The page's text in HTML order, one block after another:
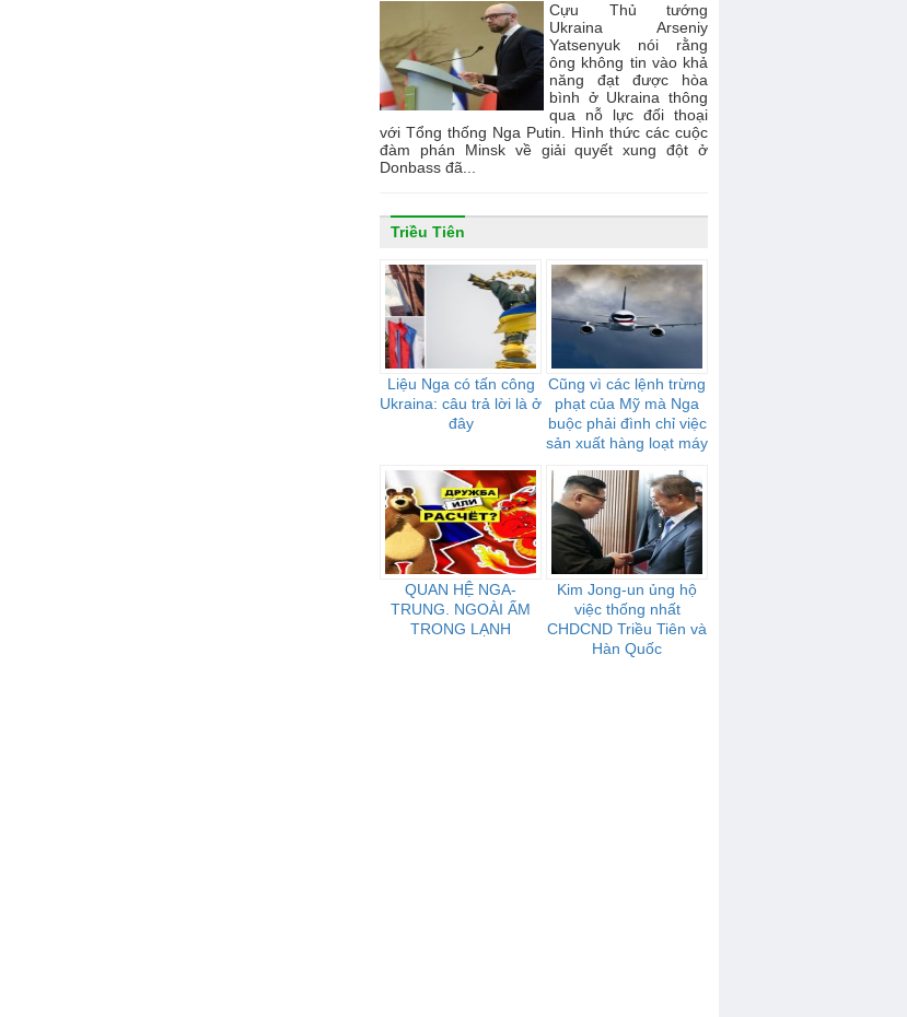
Cựu Thủ tướng
Ukraina Arseniy
Yatsenyuk nói rằng
ông không tin vào khả
năng đạt được hòa
bình ở Ukraina thông
qua nỗ lực đối thoại
với Tổng thống Nga Putin. Hình thức các cuộc
đàm phán Minsk về giải quyết xung đột ở
Donbass đã...
Triều Tiên
Liệu Nga có tấn công
Ukraina: câu trả lời là ở
đây
Cũng vì các lệnh trừng
phạt của Mỹ mà Nga
buộc phải đình chỉ việc
sản xuất hàng loạt máy
cạnh tranh với Boeing
QUAN HỆ NGA-
TRUNG. NGOÀI ẤM
TRONG LẠNH
Kim Jong-un ủng hộ
việc thống nhất
CHDCND Triều Tiên và
Hàn Quốc